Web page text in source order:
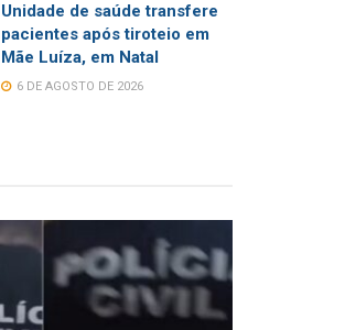
Unidade de saúde transfere
pacientes após tiroteio em
Mãe Luíza, em Natal
6 DE AGOSTO DE 2026